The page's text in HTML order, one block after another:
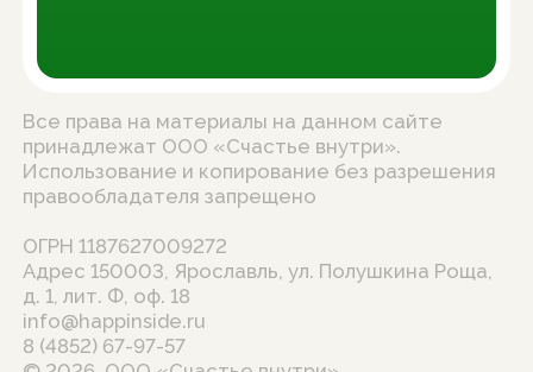
Все права на материалы на данном сайте
принадлежат ООО «Счастье внутри».
Использование и копирование без разрешения
правообладателя запрещено
ОГРН 1187627009272
Адрес 150003, Ярославль, ул. Полушкина Роща,
д. 1, лит. Ф, оф. 18
info@happinside.ru
8 (4852) 67-97-57